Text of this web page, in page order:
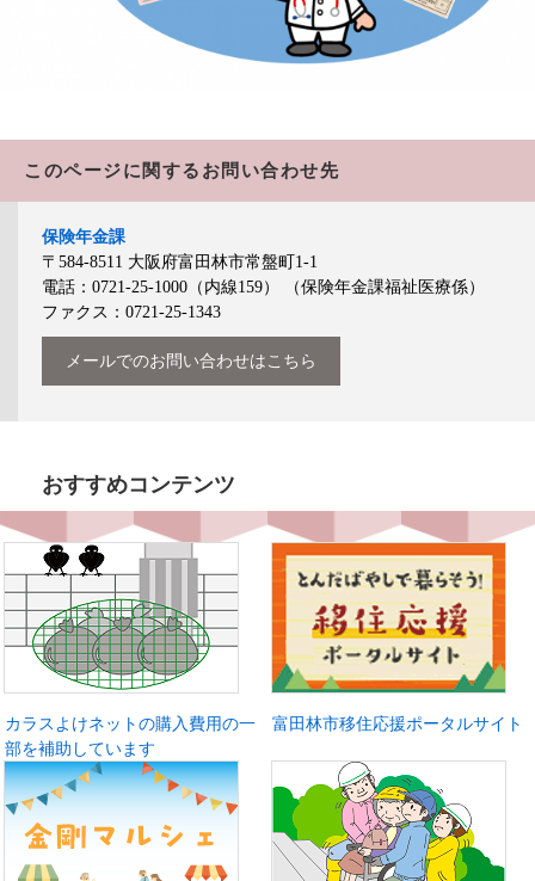
このページに関するお問い合わせ先
保険年金課
〒584-8511 大阪府富田林市常盤町1-1
電話：0721-25-1000（内線159）
（保険年金課福祉医療係）
ファクス：0721-25-1343
メールでのお問い合わせはこちら
おすすめコンテンツ
カラスよけネットの購入費用の一
部を補助しています
富田林市移住応援ポータルサイト